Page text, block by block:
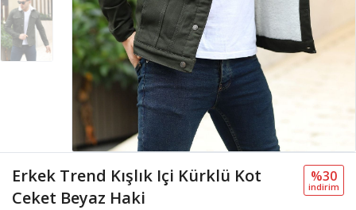
Erkek Trend Kışlık Içi Kürklü Kot
Ceket Beyaz Haki
%30
i̇ndi̇ri̇m